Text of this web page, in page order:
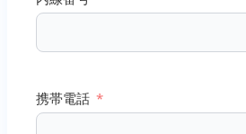
携帯電話